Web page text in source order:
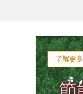
了解更多